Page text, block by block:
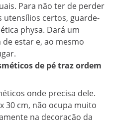
Para não ter de perder
certos, guarde-
physa. Dará um
estar e, ao mesmo
de pé traz ordem
onde precisa dele.
30 cm, não ocupa muito
na decoração da